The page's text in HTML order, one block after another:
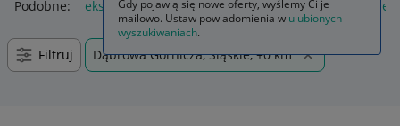
Podobne: ekspres ciśnieniowy filtr wody do ekspresu
Filtruj Dąbrowa Górnicza, Śląskie, +0 km
Gdy pojawią się nowe oferty, wyślemy Ci je
mailowo. Ustaw powiadomienia w ulubionych
wyszukiwaniach.